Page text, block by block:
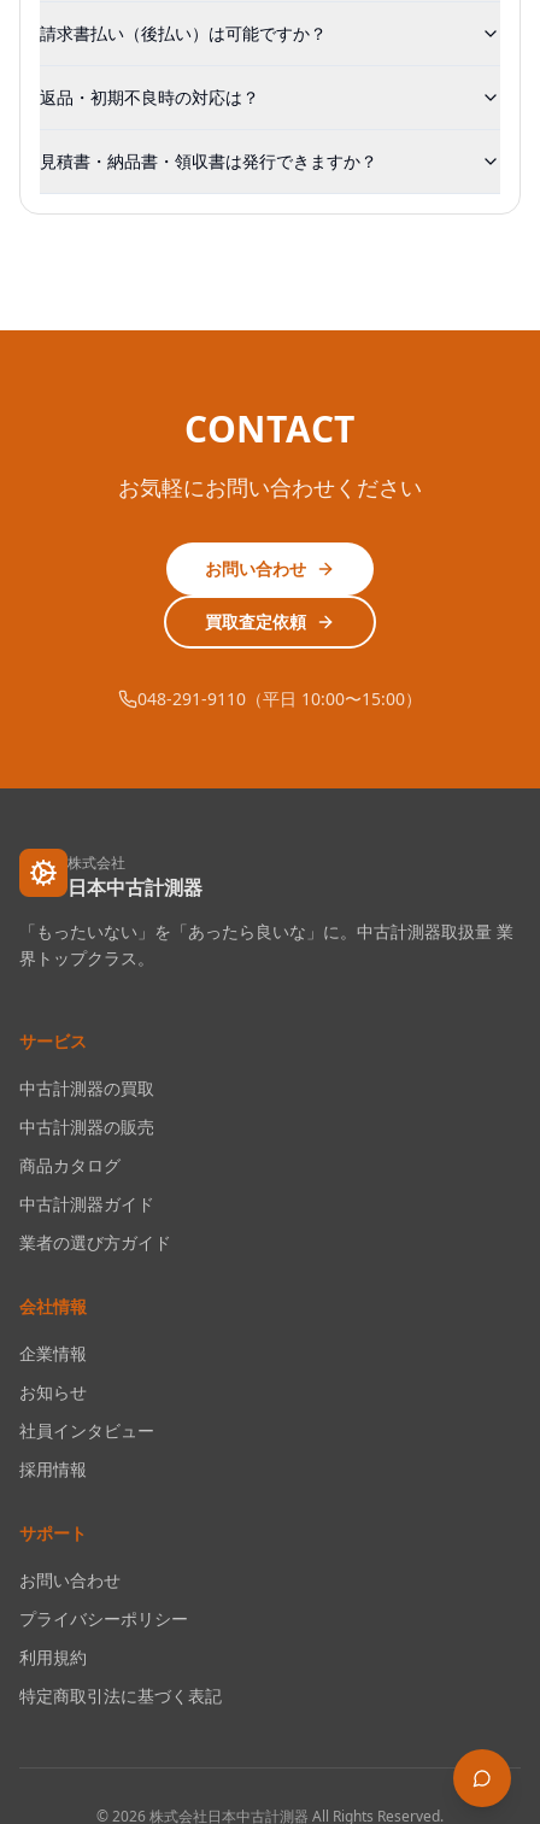
請求書払い（後払い）は可能ですか？
返品・初期不良時の対応は？
見積書・納品書・領収書は発行できますか？
CONTACT
お気軽にお問い合わせください
お問い合わせ
買取査定依頼
048-291-9110（平日 10:00〜15:00）
株式会社
日本中古計測器
「もったいない」を「あったら良いな」に。中古計測器取扱量 業
界トップクラス。
サービス
中古計測器の買取
中古計測器の販売
商品カタログ
中古計測器ガイド
業者の選び方ガイド
会社情報
企業情報
お知らせ
社員インタビュー
採用情報
サポート
お問い合わせ
プライバシーポリシー
利用規約
特定商取引法に基づく表記
©2026株式会社日本中古計測器 All Rights Reserved.